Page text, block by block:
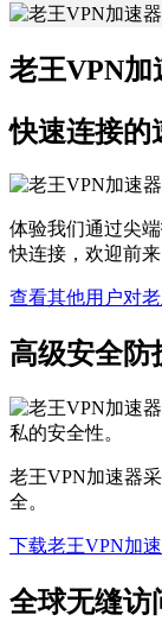
老王VPN加
快速连接的
体验我们通过尖
快连接，欢迎前来
查看其他用户对
高级安全防
老王VPN加速器
全。
下载老王VPN加
全球无缝访